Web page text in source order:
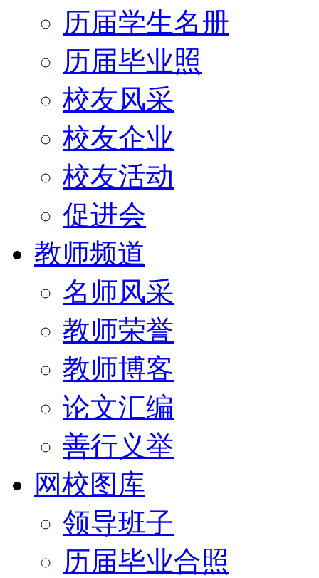
历届学生名册
历届毕业照
校友风采
校友企业
校友活动
促进会
教师频道
名师风采
教师荣誉
教师博客
论文汇编
善行义举
网校图库
领导班子
历届毕业合照